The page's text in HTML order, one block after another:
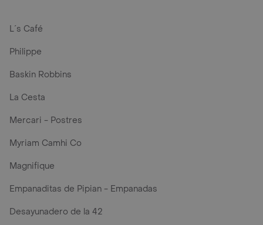
L´s Café
Philippe
Baskin Robbins
La Cesta
Mercari - Postres
Myriam Camhi Co
Magnifique
Empanaditas de Pipian - Empanadas
Desayunadero de la 42